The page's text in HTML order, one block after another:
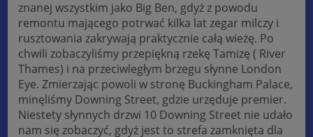
znanej wszystkim jako Big Ben, gdyż z powodu
remontu mającego potrwać kilka lat zegar milczy i
rusztowania zakrywają praktycznie całą wieżę. Po
chwili zobaczyliśmy przepiękną rzekę Tamizę ( River
Thames) i na przeciwległym brzegu słynne London
Eye. Zmierzając powoli w stronę Buckingham Palace,
minęliśmy Downing Street, gdzie urzęduje premier.
Niestety słynnych drzwi 10 Downing Street nie udało
nam się zobaczyć, gdyż jest to strefa zamknięta dla